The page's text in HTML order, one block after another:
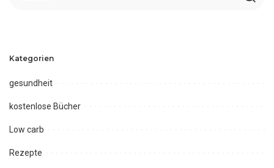
Kategorien
gesundheit
kostenlose Bücher
Low carb
Rezepte